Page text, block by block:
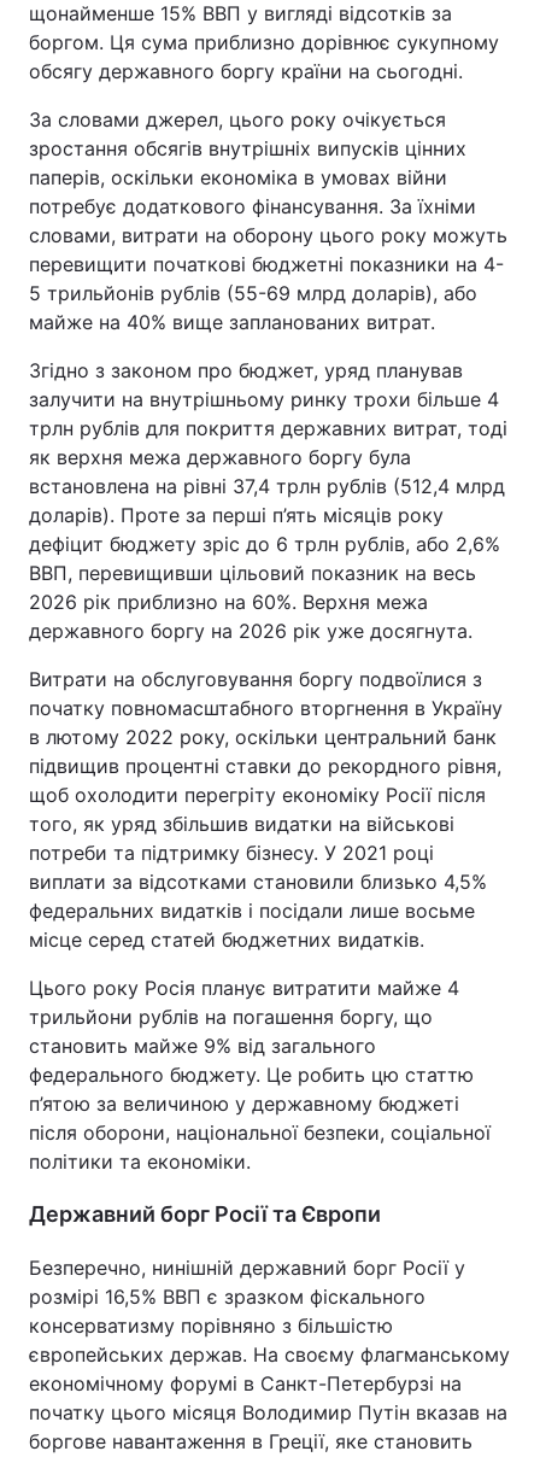
щонайменше 15% ВВП у вигляді відсотків за
боргом. Ця сума приблизно дорівнює сукупному
обсягу державного боргу країни на сьогодні.
За словами джерел, цього року очікується
зростання обсягів внутрішніх випусків цінних
паперів, оскільки економіка в умовах війни
потребує додаткового фінансування. За їхніми
словами, витрати на оборону цього року можуть
перевищити початкові бюджетні показники на 4-
5 трильйонів рублів (55-69 млрд доларів), або
майже на 40% вище запланованих витрат.
Згідно з законом про бюджет, уряд планував
залучити на внутрішньому ринку трохи більше 4
трлн рублів для покриття державних витрат, тоді
як верхня межа державного боргу була
встановлена на рівні 37,4 трлн рублів (512,4 млрд
доларів). Проте за перші п’ять місяців року
дефіцит бюджету зріс до 6 трлн рублів, або 2,6%
ВВП, перевищивши цільовий показник на весь
2026 рік приблизно на 60%. Верхня межа
державного боргу на 2026 рік уже досягнута.
Витрати на обслуговування боргу подвоїлися з
початку повномасштабного вторгнення в Україну
в лютому 2022 року, оскільки центральний банк
підвищив процентні ставки до рекордного рівня,
щоб охолодити перегріту економіку Росії після
того, як уряд збільшив видатки на військові
потреби та підтримку бізнесу. У 2021 році
виплати за відсотками становили близько 4,5%
федеральних видатків і посідали лише восьме
місце серед статей бюджетних видатків.
Цього року Росія планує витратити майже 4
трильйони рублів на погашення боргу, що
становить майже 9% від загального
федерального бюджету. Це робить цю статтю
п’ятою за величиною у державному бюджеті
після оборони, національної безпеки, соціальної
політики та економіки.
Державний борг Росії та Європи
Безперечно, нинішній державний борг Росії у
розмірі 16,5% ВВП є зразком фіскального
консерватизму порівняно з більшістю
європейських держав. На своєму флагманському
економічному форумі в Санкт-Петербурзі на
початку цього місяця Володимир Путін вказав на
боргове навантаження в Греції, яке становить